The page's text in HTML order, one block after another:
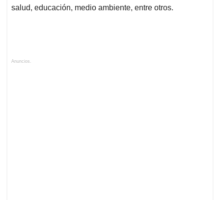
salud, educación, medio ambiente, entre otros.
Anuncios.